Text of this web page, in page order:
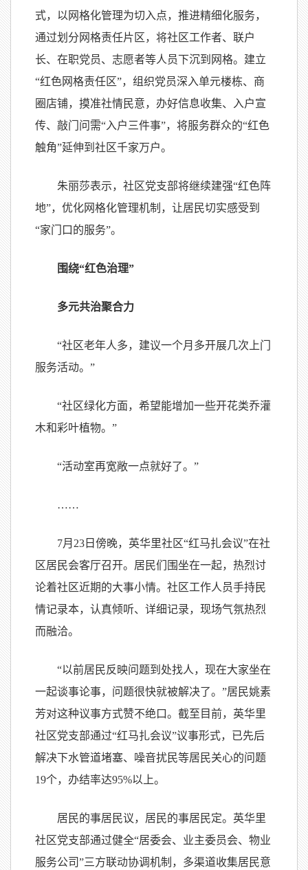
式，以网格化管理为切入点，推进精细化服务，
通过划分网格责任片区，将社区工作者、联户
长、在职党员、志愿者等人员下沉到网格。建立
“红色网格责任区”，组织党员深入单元楼栋、商
圈店铺，摸准社情民意，办好信息收集、入户宣
传、敲门问需“入户三件事”，将服务群众的“红色
触角”延伸到社区千家万户。
朱丽莎表示，社区党支部将继续建强“红色阵
地”，优化网格化管理机制，让居民切实感受到
“家门口的服务”。
围绕“红色治理”
多元共治聚合力
“社区老年人多，建议一个月多开展几次上门
服务活动。”
“社区绿化方面，希望能增加一些开花类乔灌
木和彩叶植物。”
“活动室再宽敞一点就好了。”
……
7月23日傍晚，英华里社区“红马扎会议”在社
区居民会客厅召开。居民们围坐在一起，热烈讨
论着社区近期的大事小情。社区工作人员手持民
情记录本，认真倾听、详细记录，现场气氛热烈
而融洽。
“以前居民反映问题到处找人，现在大家坐在
一起谈事论事，问题很快就被解决了。”居民姚素
芳对这种议事方式赞不绝口。截至目前，英华里
社区党支部通过“红马扎会议”议事形式，已先后
解决下水管道堵塞、噪音扰民等居民关心的问题
19个，办结率达95%以上。
居民的事居民议，居民的事居民定。英华里
社区党支部通过健全“居委会、业主委员会、物业
服务公司”三方联动协调机制，多渠道收集居民意